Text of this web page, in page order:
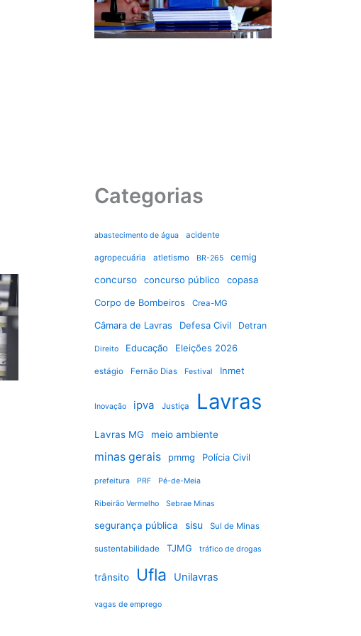
Categorias
abastecimento de água acidente
agropecuária atletismo BR-265
cemig
concurso
concurso público
copasa
Corpo de Bombeiros
Crea-MG
Câmara de Lavras Defesa Civil Detran
Direito Educação Eleições 2026
estágio Fernão Dias Festival Inmet
Inovação ipva Justiça Lavras
Lavras MG meio ambiente
minas gerais pmmg Polícia Civil
prefeitura PRF Pé-de-Meia
Ribeirão Vermelho Sebrae Minas
segurança pública sisu Sul de Minas
sustentabilidade TJMG tráfico de drogas
trânsito Ufla Unilavras
vagas de emprego